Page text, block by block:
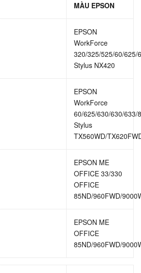
MÀU EPSON
EPSON
WorkForce
320/325/525/60/625/
Stylus NX420
EPSON
WorkForce
60/625/630/630/633/
Stylus
TX560WD/
EPSON ME
OFFICE 33/330
OFFICE
85ND/960FWD/
EPSON ME
OFFICE
85ND/960FWD/